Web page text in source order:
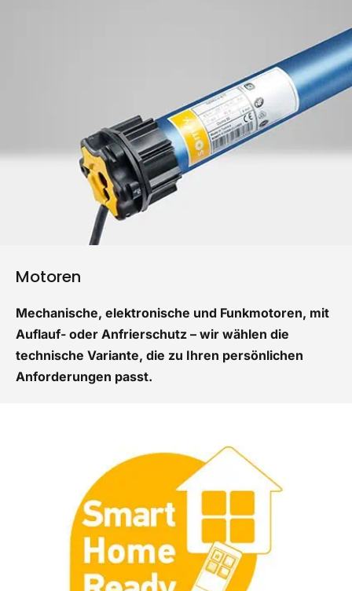
Motoren
Mechanische, elektronische und Funkmotoren, mit
Auflauf- oder Anfrierschutz – wir wählen die
technische Variante, die zu Ihren persönlichen
Anforderungen passt.